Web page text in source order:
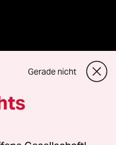
Gerade nicht